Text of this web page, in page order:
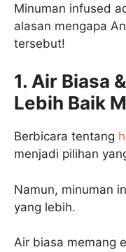
Minuman infused
alasan mengapa
tersebut!
1. Air Biasa
Lebih Baik
Berbicara tentang
menjadi pilihan
Namun, minuman
yang lebih.
Air biasa memang